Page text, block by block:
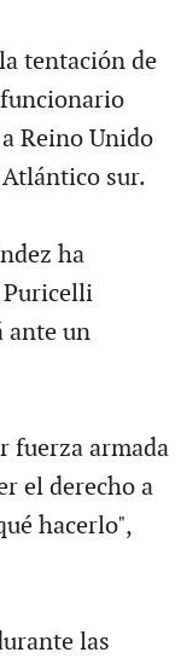
tentación de
Reino Unido
sur.
ha
Puricelli
ante un
fuerza armada
el derecho a
hacerlo",
las